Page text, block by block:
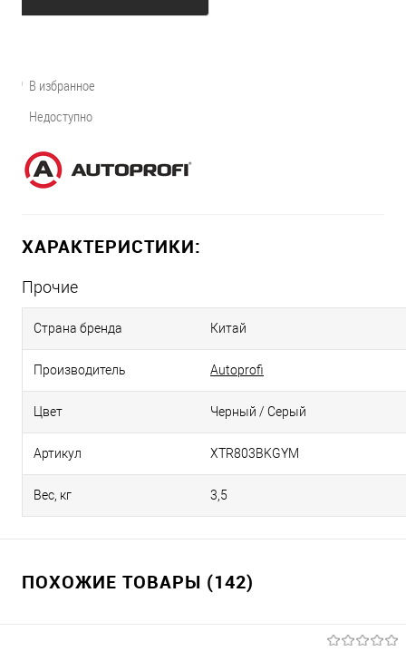
В избранное
Недоступно
ХАРАКТЕРИСТИКИ:
Прочие
Страна бренда Китай
Производитель Autoprofi
Цвет Черный / Серый
Артикул XTR803BKGYM
Вес, кг 3,5
ПОХОЖИЕ ТОВАРЫ (142)